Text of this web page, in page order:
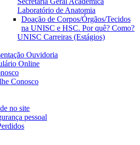
Laboratório de Anatomia
Doação de Corpos/Órgãos/Tecidos
na UNISC e HSC. Por quê? Como?
UNISC Carreiras (Estágios)
Ouvidoria
Online
Conosco
no site
pessoal